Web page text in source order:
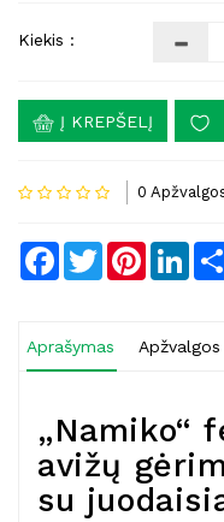
Kiekis :
Į KREPŠELĮ
0
Facebook
TwitterPinterest
Aprašymas
„Namiko“
avižų
su